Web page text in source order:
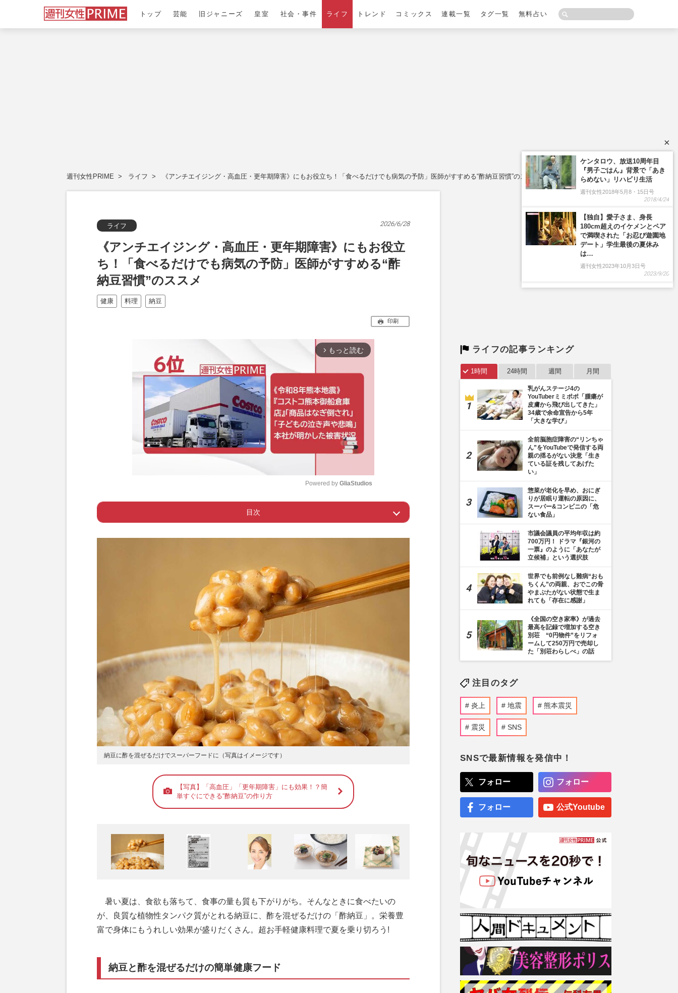
トップ 芸能 旧ジャニーズ 皇室 社会・事件 ライフ トレンド コミックス 連載一覧 タグ一覧 無料占い
週刊女性PRIME ライフ 《アンチエイジング・高血圧・更年期障害》にもお役立ち！「食べるだけでも病気の予防」医師がすすめる“酢納豆習慣”のススメ
ライフ 2026/6/28
《アンチエイジング・高血圧・更年期障害》にもお役立
ち！「食べるだけでも病気の予防」医師がすすめる“酢
納豆習慣”のススメ
健康 料理 納豆
印刷
arrow_forward_ios もっと読む
t
Powered by GliaStudios
目次
Page 1 ー 納豆と酢を混ぜるだけの簡単健康フード
ー おいしく効率よく栄養を丸ごと摂取
ー 養満点でさっぱりおいしい夏の酢納豆アレンジレシピ
納豆に酢を混ぜるだけでスーパーフードに（写真はイメージです）
【写真】「高血圧」「更年期障害」にも効果！？簡
単すぐにできる“酢納豆”の作り方
暑い夏は、食欲も落ちて、食事の量も質も下がりがち。そんなときに食べたいの
が、良質な植物性タンパク質がとれる納豆に、酢を混ぜるだけの「酢納豆」。栄養豊
富で身体にもうれしい効果が盛りだくさん。超お手軽健康料理で夏を乗り切ろう!
納豆と酢を混ぜるだけの簡単健康フード
ライフの記事ランキング
1時間 24時間 週間 月間
乳がんステージ4の
YouTuberミミポポ「腫瘍が
皮膚から飛び出してきた」
34歳で余命宣告から5年
「大きな学び」
全前脳胞症障害の“リンちゃ
ん”をYouTubeで発信する両
親の揺るがない決意「生き
ている証を残してあげた
い」
惣菜が老化を早め、おにぎ
りが居眠り運転の原因に、
スーパー&コンビニの「危
ない食品」
市議会議員の平均年収は約
700万円！ ドラマ『銀河の
一票』のように「あなたが
立候補」という選択肢
世界でも前例なし難病“おも
ちくん”の両親、おでこの骨
やまぶたがない状態で生ま
れても「存在に感謝」
《全国の空き家率》が過去
最高を記録で増加する空き
別荘 “0円物件”をリフォ
ームして250万円で売却し
た「別荘わらしべ」の話
注目のタグ
炎上 地震 熊本震災
震災 SNS
SNSで最新情報を発信中！
フォロー フォロー
フォロー 公式Youtube
×